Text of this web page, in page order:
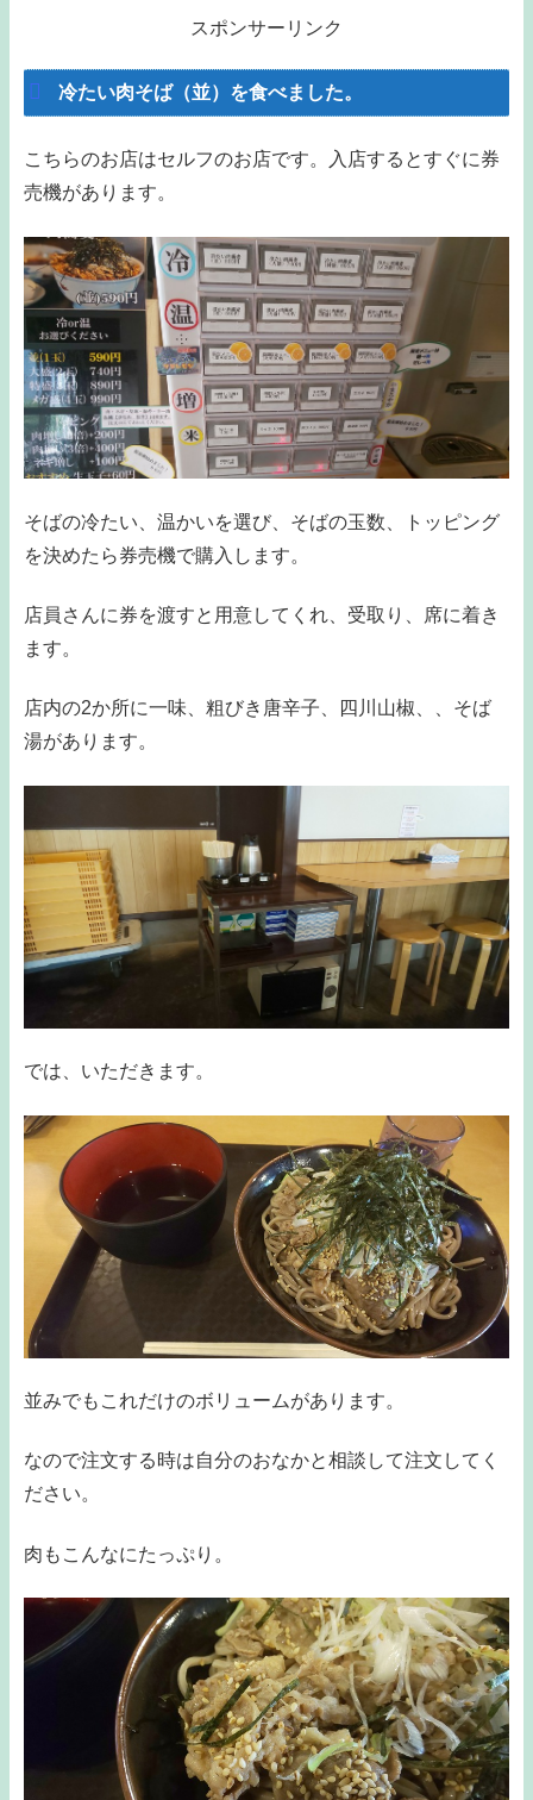
スポンサーリンク
冷たい肉そば（並）を食べました。
こちらのお店はセルフのお店です。入店するとすぐに券
売機があります。
そばの冷たい、温かいを選び、そばの玉数、トッピング
を決めたら券売機で購入します。
店員さんに券を渡すと用意してくれ、受取り、席に着き
ます。
店内の2か所に一味、粗びき唐辛子、四川山椒、、そば
湯があります。
では、いただきます。
並みでもこれだけのボリュームがあります。
なので注文する時は自分のおなかと相談して注文してく
ださい。
肉もこんなにたっぷり。